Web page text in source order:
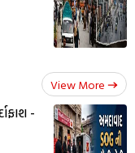
View More
-